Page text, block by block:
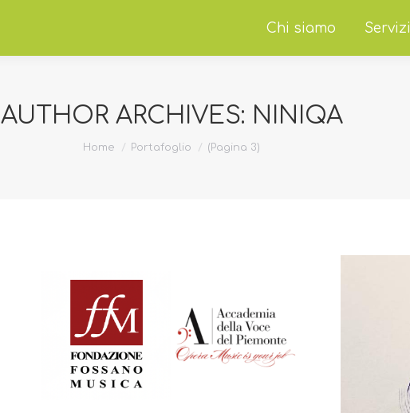
Chi siamo Servizi
AUTHOR ARCHIVES: NINIQA
Home Portafoglio (Pagina 3)